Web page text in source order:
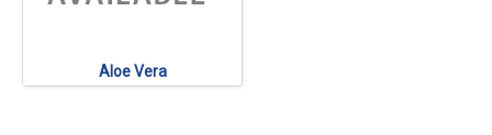
Aloe Vera